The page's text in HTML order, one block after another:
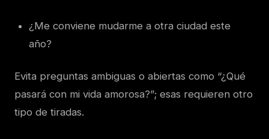
¿Me conviene mudarme a otra ciudad este
año?
Evita preguntas ambiguas o abiertas como “¿Qué
pasará con mi vida amorosa?”; esas requieren otro
tipo de tiradas.